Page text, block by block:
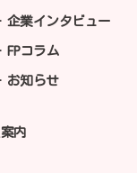
企業インタビュー
FPコラム
お知らせ
内